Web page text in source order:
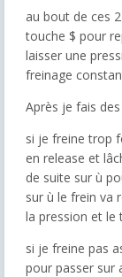
au bout de ces
touche $ pour
laisser une
freinage
Après je fais
si je freine trop
en release et
de suite sur ù
sur ù le frein va
la pression et le
si je freine pas
pour passer sur